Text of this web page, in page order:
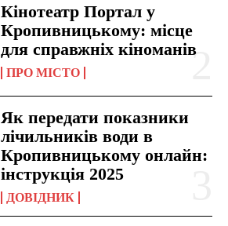
Кінотеатр Портал у
Кропивницькому: місце
для справжніх кіноманів
ПРО МІСТО
Як передати показники
лічильників води в
Кропивницькому онлайн:
інструкція 2025
ДОВІДНИК